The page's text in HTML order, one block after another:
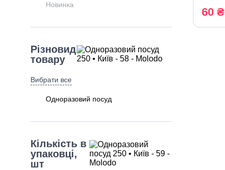
Новинка
Різновид
товару
Вибрати все
Одноразовий посуд
Кількість в
упаковці,
шт
60 ₴